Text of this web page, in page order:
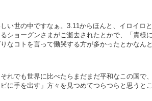
い世の中ですなぁ。3.11からほんと、イロイロと
ショーグンさまがご逝去されたとかで、「貴様
なコトを言って慟哭する方が多かったとかなんと
れでも世界に比べたらまだまだ平和なこの国で、
ピに手を出す」方々を見つめてつらつらと思うとこ